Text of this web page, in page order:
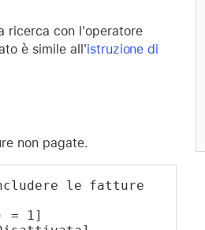
ricerca con l'operatore
è simile all'istruzione di
non pagate.
le fatture
= 1]